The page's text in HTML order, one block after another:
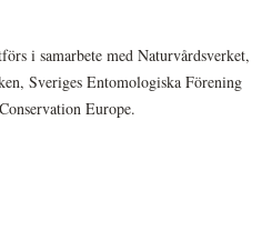
i samarbete med Naturvårdsverket,
Sveriges Entomologiska Förening
Europe.